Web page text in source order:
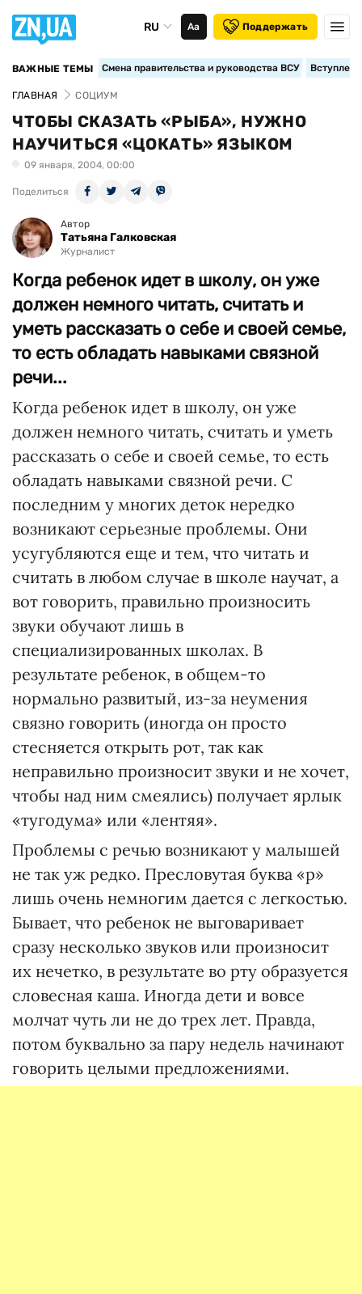
RU Аа Поддержать
ВАЖНЫЕ ТЕМЫ Смена правительства и руководства ВСУ
ГЛАВНАЯ СОЦИУМ
ЧТОБЫ СКАЗАТЬ «РЫБА», НУЖНО
НАУЧИТЬСЯ «ЦОКАТЬ» ЯЗЫКОМ
09 января, 2004, 00:00
Поделиться
Автор
Татьяна Галковская
Журналист
Когда ребенок идет в школу, он уже
должен немного читать, считать и
уметь рассказать о себе и своей семье,
то есть обладать навыками связной
речи...
Когда ребенок идет в школу, он уже
должен немного читать, считать и уметь
рассказать о себе и своей семье, то есть
обладать навыками связной речи. С
последним у многих деток нередко
возникают серьезные проблемы. Они
усугубляются еще и тем, что читать и
считать в любом случае в школе научат, а
вот говорить, правильно произносить
звуки обучают лишь в
специализированных школах. В
результате ребенок, в общем-то
нормально развитый, из-за неумения
связно говорить (иногда он просто
стесняется открыть рот, так как
неправильно произносит звуки и не хочет,
чтобы над ним смеялись) получает ярлык
«тугодума» или «лентяя».
Проблемы с речью возникают у малышей
не так уж редко. Пресловутая буква «р»
лишь очень немногим дается с легкостью.
Бывает, что ребенок не выговаривает
сразу несколько звуков или произносит
их нечетко, в результате во рту образуется
словесная каша. Иногда дети и вовсе
молчат чуть ли не до трех лет. Правда,
потом буквально за пару недель начинают
говорить целыми предложениями.